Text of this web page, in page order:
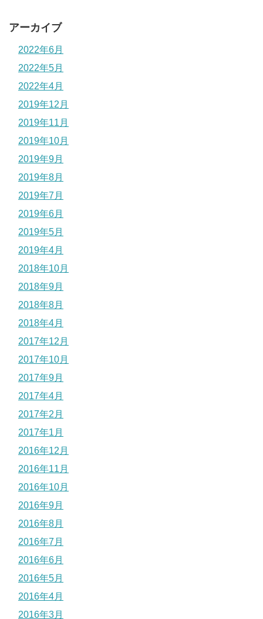
アーカイブ
2022年6月
2022年5月
2022年4月
2019年12月
2019年11月
2019年10月
2019年9月
2019年8月
2019年7月
2019年6月
2019年5月
2019年4月
2018年10月
2018年9月
2018年8月
2018年4月
2017年12月
2017年10月
2017年9月
2017年4月
2017年2月
2017年1月
2016年12月
2016年11月
2016年10月
2016年9月
2016年8月
2016年7月
2016年6月
2016年5月
2016年4月
2016年3月